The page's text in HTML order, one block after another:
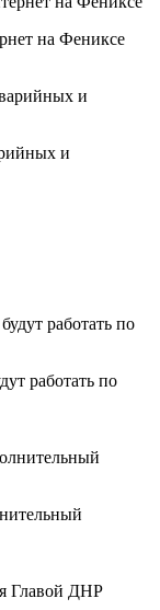
на Фениксе
и
работать по